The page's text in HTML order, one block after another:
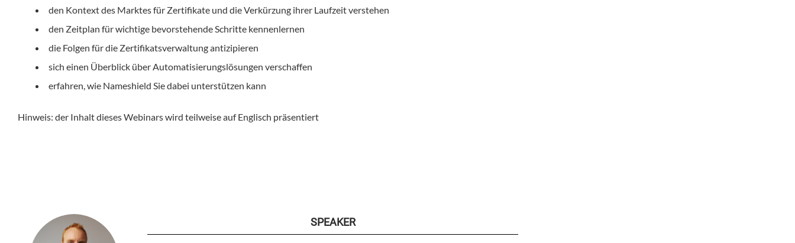
den Kontext des Marktes für Zertifikate und die Verkürzung ihrer Laufzeit verstehen
den Zeitplan für wichtige bevorstehende Schritte kennenlernen
die Folgen für die Zertifikatsverwaltung antizipieren
sich einen Überblick über Automatisierungslösungen verschaffen
erfahren, wie Nameshield Sie dabei unterstützen kann
Hinweis: der Inhalt dieses Webinars wird teilweise auf Englisch präsentiert
SPEAKER